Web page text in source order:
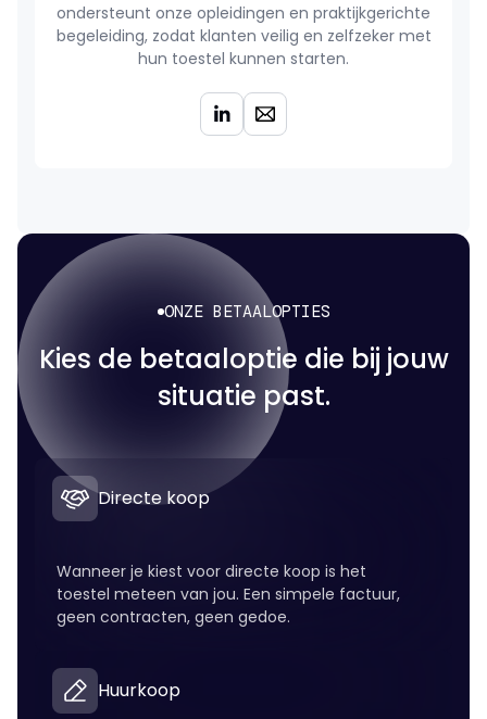
ondersteunt onze opleidingen en praktijkgerichte
begeleiding, zodat klanten veilig en zelfzeker met
hun toestel kunnen starten.
ONZE BETAALOPTIES
Kies de betaaloptie die bij jouw
situatie past.
Directe koop
Wanneer je kiest voor directe koop is het
toestel meteen van jou. Een simpele factuur,
geen contracten, geen gedoe.
Huurkoop